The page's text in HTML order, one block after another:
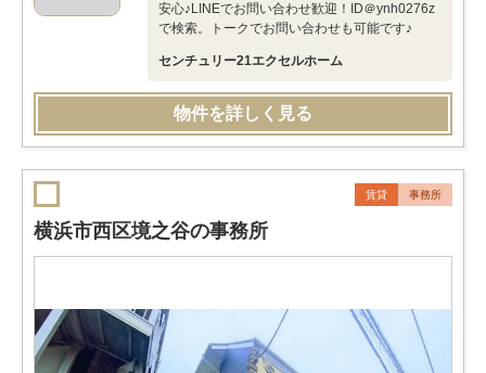
安心♪LINEでお問い合わせ歓迎！ID＠ynh0276z
で検索。トークでお問い合わせも可能です♪
センチュリー21エクセルホーム
物件を詳しく見る
賃貸 事務所
横浜市西区境之谷の事務所